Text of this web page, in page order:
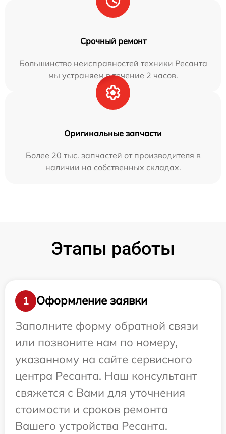
Срочный ремонт
Большинство неисправностей техники Ресанта
мы устраняем в течение 2 часов.
Оригинальные запчасти
Более 20 тыс. запчастей от производителя в
наличии на собственных складах.
Этапы работы
1
Оформление заявки
Заполните форму обратной связи
или позвоните нам по номеру,
указанному на сайте сервисного
центра Ресанта. Наш консультант
свяжется с Вами для уточнения
стоимости и сроков ремонта
Вашего устройства Ресанта.